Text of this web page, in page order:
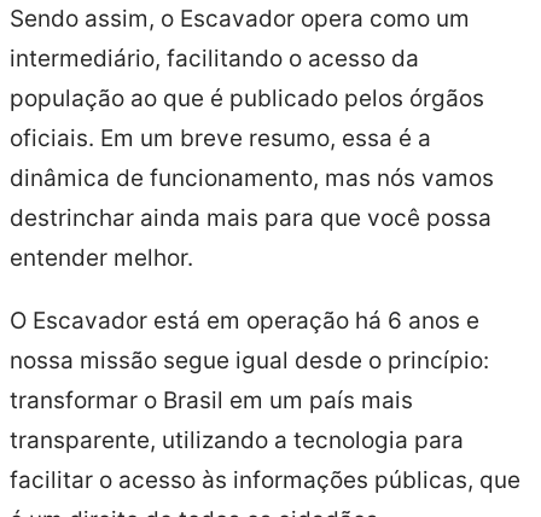
Sendo assim, o Escavador opera como um
intermediário, facilitando o acesso da
população ao que é publicado pelos órgãos
oficiais. Em um breve resumo, essa é a
dinâmica de funcionamento, mas nós vamos
destrinchar ainda mais para que você possa
entender melhor.
O Escavador está em operação há 6 anos e
nossa missão segue igual desde o princípio:
transformar o Brasil em um país mais
transparente, utilizando a tecnologia para
facilitar o acesso às informações públicas, que